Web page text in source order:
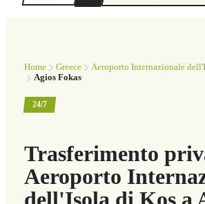
Home Greece
Aeroporto Internazionale
Agios Fokas
24/7
Trasferimento
Aeroporto
dell'Isola di Kos a